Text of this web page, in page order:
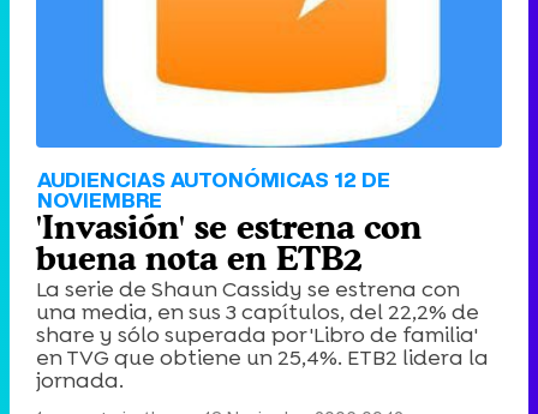
AUDIENCIAS AUTONÓMICAS 12 DE
NOVIEMBRE
'Invasión' se estrena con
buena nota en ETB2
La serie de Shaun Cassidy se estrena con
una media, en sus 3 capítulos, del 22,2% de
share y sólo superada por 'Libro de familia'
en TVG que obtiene un 25,4%. ETB2 lidera la
jornada.